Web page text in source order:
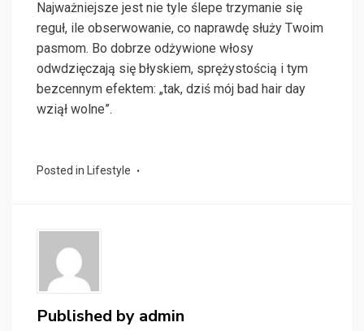
Najważniejsze jest nie tyle ślepe trzymanie się
reguł, ile obserwowanie, co naprawdę służy Twoim
pasmom. Bo dobrze odżywione włosy
odwdzięczają się błyskiem, sprężystością i tym
bezcennym efektem: „tak, dziś mój bad hair day
wziął wolne”.
Posted in Lifestyle
Published by admin